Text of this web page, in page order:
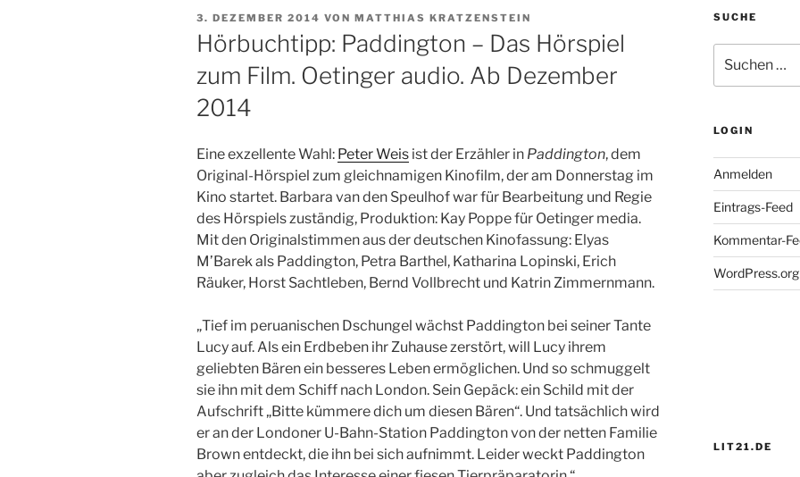
VERÖFFENTLICHT
AM
3. DEZEMBER 2014 VON MATTHIAS KRATZENSTEIN
Hörbuchtipp: Paddington – Das Hörspiel
zum Film. Oetinger audio. Ab Dezember
2014
Eine exzellente Wahl: Peter Weis ist der Erzähler in Paddington, dem
Original-Hörspiel zum gleichnamigen Kinofilm, der am Donnerstag im
Kino startet. Barbara van den Speulhof war für Bearbeitung und Regie
des Hörspiels zuständig, Produktion: Kay Poppe für Oetinger media.
Mit den Originalstimmen aus der deutschen Kinofassung: Elyas
M’Barek als Paddington, Petra Barthel, Katharina Lopinski, Erich
Räuker, Horst Sachtleben, Bernd Vollbrecht und Katrin Zimmernmann.
„Tief im peruanischen Dschungel wächst Paddington bei seiner Tante
Lucy auf. Als ein Erdbeben ihr Zuhause zerstört, will Lucy ihrem
geliebten Bären ein besseres Leben ermöglichen. Und so schmuggelt
sie ihn mit dem Schiff nach London. Sein Gepäck: ein Schild mit der
Aufschrift „Bitte kümmere dich um diesen Bären“. Und tatsächlich wird
er an der Londoner U-Bahn-Station Paddington von der netten Familie
Brown entdeckt, die ihn bei sich aufnimmt. Leider weckt Paddington
SUCHE
nach:
LOGIN
Anmelden
Eintrags-Feed
Kommentar-
WordPress.org
LIT21.DE